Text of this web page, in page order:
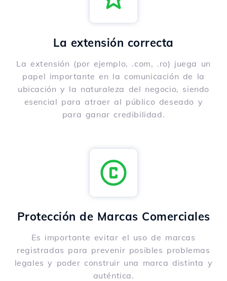
La extensión correcta
La extensión (por ejemplo, .com, .ro) juega un
papel importante en la comunicación de la
ubicación y la naturaleza del negocio, siendo
esencial para atraer al público deseado y
para ganar credibilidad.
Protección de Marcas Comerciales
Es importante evitar el uso de marcas
registradas para prevenir posibles problemas
legales y poder construir una marca distinta y
auténtica.